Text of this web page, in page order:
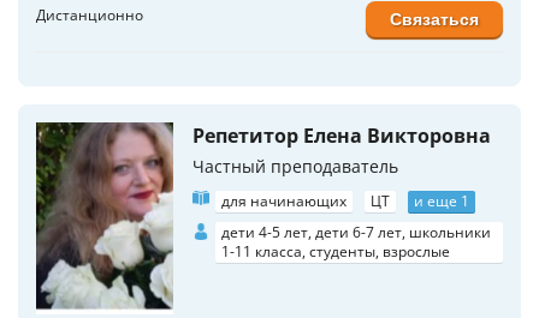
Дистанционно Связаться
Репетитор Елена Викторовна
Частный преподаватель
для начинающих ЦТ
и еще 1
дети 4-5 лет, дети 6-7 лет, школьники
1-11 класса, студенты, взрослые